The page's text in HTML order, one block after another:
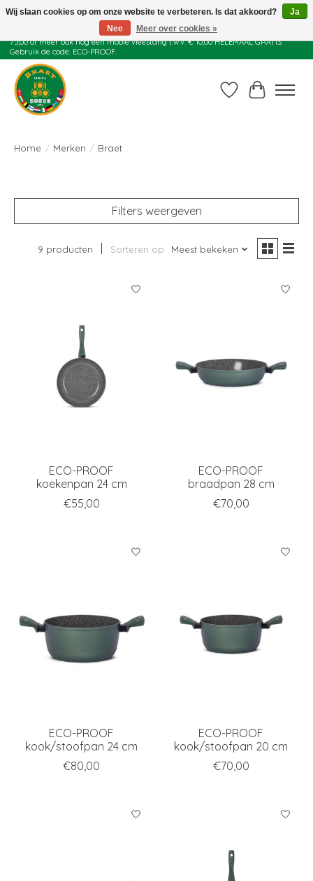
Juli actie: 10% korting op alle ECO-PROOF pannen en bij een bestelling van €
75,00 of meer ook nog een mooie vleestang t.w.v. € 10,00 HELEMAAL GRATIS
Gebruik de code: ECO-PROOF.
Verlanglijst
Home / Merken / Braet
Filters weergeven
9 producten Sorteren op Meest bekeken
ECO-PROOF
koekenpan 24 cm
€55,00
ECO-PROOF
braadpan 28 cm
€70,00
ECO-PROOF
kook/stoofpan 24 cm
€80,00
ECO-PROOF
kook/stoofpan 20 cm
€70,00
Wij slaan cookies op om onze website te verbeteren. Is dat akkoord?
Ja
Nee
Meer over cookies »